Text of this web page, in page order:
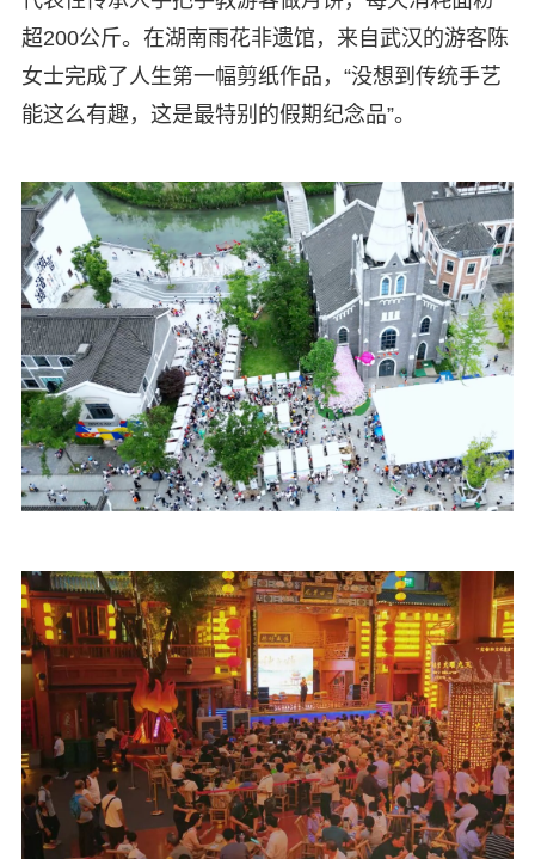
超200公斤。在湖南雨花非遗馆，来自武汉的游客陈
女士完成了人生第一幅剪纸作品，“没想到传统手艺
能这么有趣，这是最特别的假期纪念品”。